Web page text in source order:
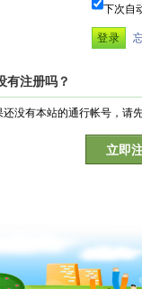
下次自
有注册吗？
还没有本站的通行帐号，请
立即